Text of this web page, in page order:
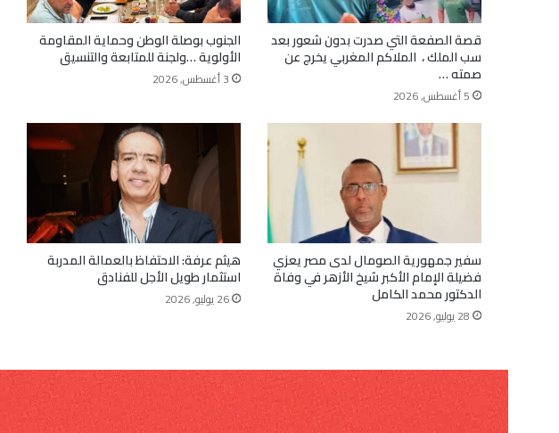
قصة الصفعة التي صدرت بدون شعور بعد
سب الملك ، الملاكم المغربي يخرج عن
صمته …
5 أغسطس, 2026
الجنوب بوصلة الوطن وحماية المقاومة
الأولوية …ولجنة للمتابعة والتنسيق
3 أغسطس, 2026
سفير جمهورية الصومال لدى مصر يعزي
فضيلة الإمام الأكبر شيخ الأزهر في وفاة
الدكتور محمد الكامل
28 يوليو, 2026
هيثم عرفة: الاحتفاظ بالعمالة المدربة
استثمار طويل الأجل للفنادق
26 يوليو, 2026